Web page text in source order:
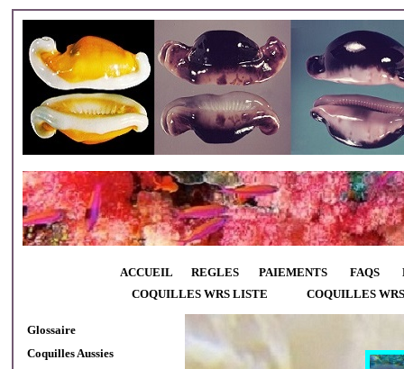
ACCUEIL REGLES PAIEMENTS FAQS
COQUILLES WRS LISTE
COQUILLES
Glossaire
Coquilles Aussies